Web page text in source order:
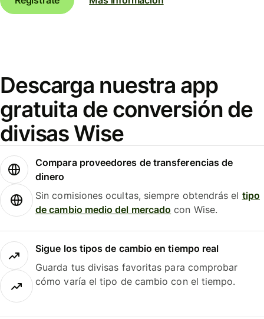
Descarga nuestra app
gratuita de conversión de
divisas Wise
Compara proveedores de transferencias de
dinero
Sin comisiones ocultas, siempre obtendrás el tipo
de cambio medio del mercado con Wise.
Sigue los tipos de cambio en tiempo real
Guarda tus divisas favoritas para comprobar
cómo varía el tipo de cambio con el tiempo.